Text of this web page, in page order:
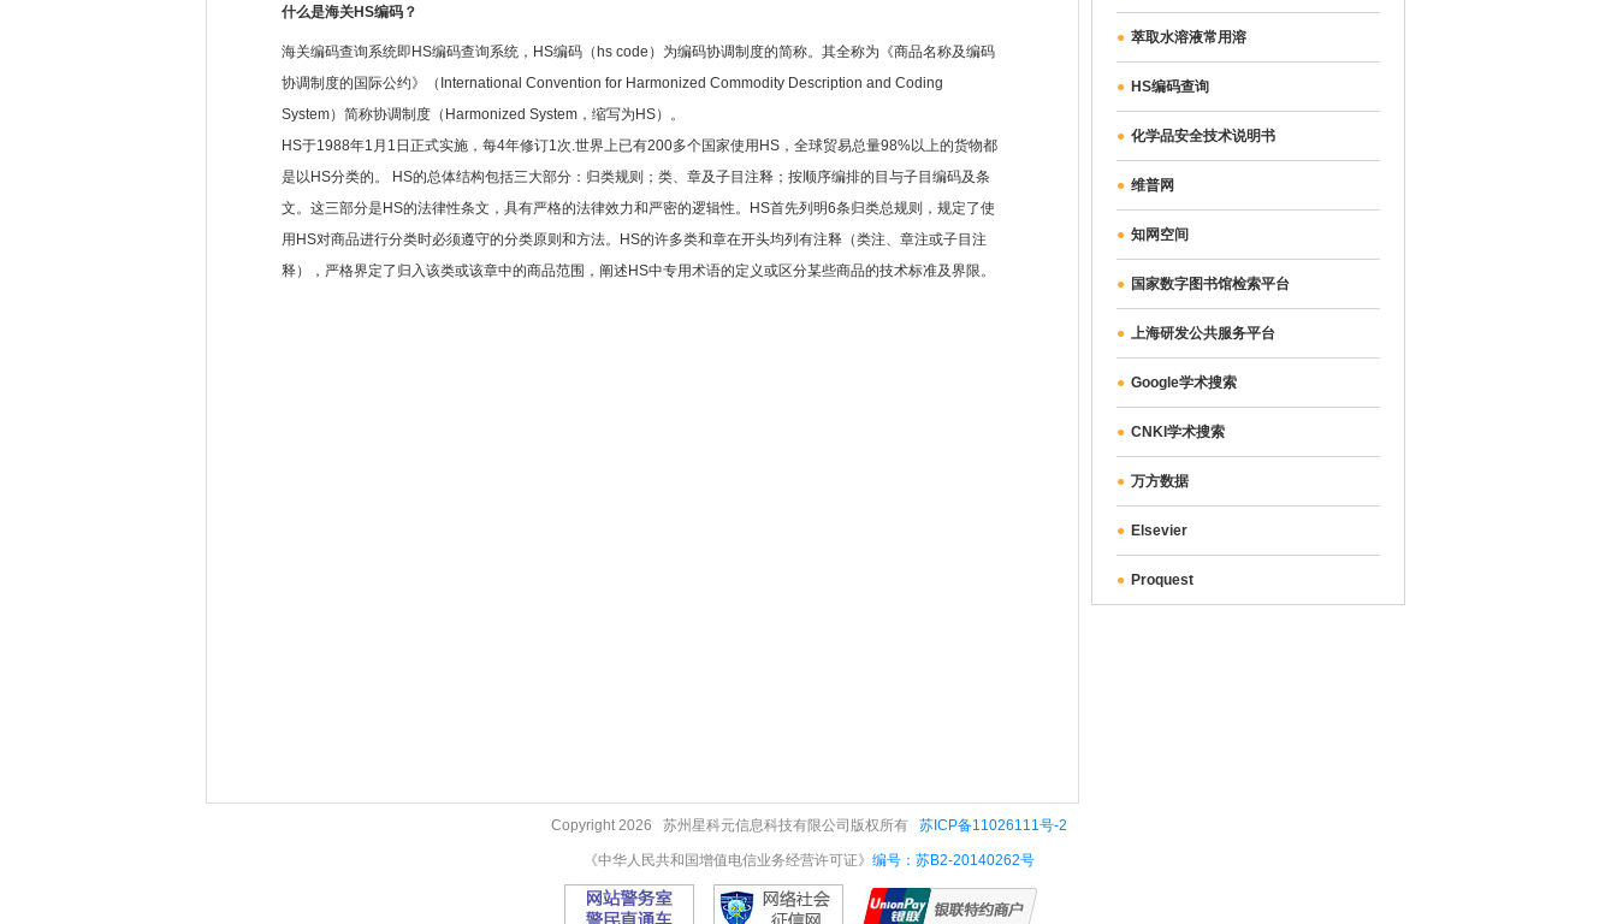
什么是海关HS编码？
海关编码查询系统即HS编码查询系统，HS编码（hs code）为编码协调制度的简称。其全称为《商品名称及编码
协调制度的国际公约》（International Convention for Harmonized Commodity Description and Coding
System）简称协调制度（Harmonized System，缩写为HS）。
HS于1988年1月1日正式实施，每4年修订1次.世界上已有200多个国家使用HS，全球贸易总量98%以上的货物都
是以HS分类的。 HS的总体结构包括三大部分：归类规则；类、章及子目注释；按顺序编排的目与子目编码及条
文。这三部分是HS的法律性条文，具有严格的法律效力和严密的逻辑性。HS首先列明6条归类总规则，规定了使
用HS对商品进行分类时必须遵守的分类原则和方法。HS的许多类和章在开头均列有注释（类注、章注或子目注
释），严格界定了归入该类或该章中的商品范围，阐述HS中专用术语的定义或区分某些商品的技术标准及界限。
● 萃取水溶液常用溶
● HS编码查询
● 化学品安全技术说明书
● 维普网
● 知网空间
● 国家数字图书馆检索平台
● 上海研发公共服务平台
● Google学术搜索
● CNKI学术搜索
● 万方数据
● Elsevier
● Proquest
Copyright 2026 苏州星科元信息科技有限公司版权所有 苏ICP备11026111号-2
《中华人民共和国增值电信业务经营许可证》 编号：苏B2-20140262号